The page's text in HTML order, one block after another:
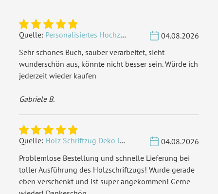
Quelle: Personalisiertes Hochzeit Gästebuch A4 - Herzbaum
04.08.2026
Sehr schönes Buch, sauber verarbeitet, sieht
wunderschön aus, könnte nicht besser sein. Würde ich
jederzeit wieder kaufen
Gabriele B.
Quelle: Holz Schriftzug Deko individuell - Wunschname
04.08.2026
Problemlose Bestellung und schnelle Lieferung bei
toller Ausführung des Holzschriftzugs! Wurde gerade
eben verschenkt und ist super angekommen! Gerne